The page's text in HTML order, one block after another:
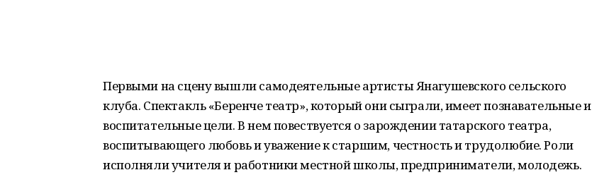
Первыми на сцену вышли самодеятельные артисты Янагушевского сельского
клуба. Спектакль «Беренче театр», который они сыграли, имеет познавательные и
воспитательные цели. В нем повествуется о зарождении татарского театра,
воспитывающего любовь и уважение к старшим, честность и трудолюбие. Роли
исполняли учителя и работники местной школы, предприниматели, молодежь.